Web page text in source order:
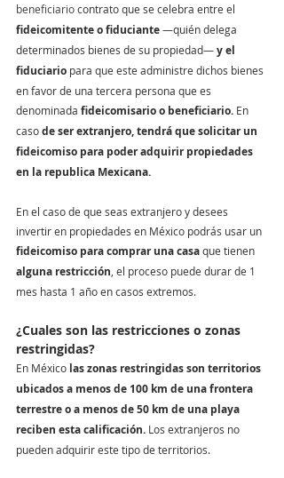
beneficiario contrato que se celebra entre el
fideicomitente o fiduciante —quién delega
determinados bienes de su propiedad— y el
fiduciario para que este administre dichos bienes
en favor de una tercera persona que es
denominada fideicomisario o beneficiario. En
caso de ser extranjero, tendrá que solicitar un
fideicomiso para poder adquirir propiedades
en la republica Mexicana.
En el caso de que seas extranjero y desees
invertir en propiedades en México podrás usar un
fideicomiso para comprar una casa que tienen
alguna restricción , el proceso puede durar de 1
mes hasta 1 año en casos extremos.
¿Cuales son las restricciones o zonas
restringidas?
En México las zonas restringidas son territorios
ubicados a menos de 100 km de una frontera
terrestre o a menos de 50 km de una playa
reciben esta calificación. Los extranjeros no
pueden adquirir este tipo de territorios.